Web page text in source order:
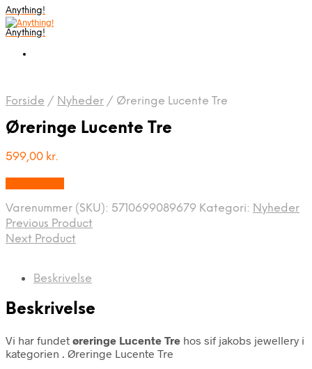
Anything!
Anything!
Forside / Nyheder / Øreringe Lucente Tre
Øreringe Lucente Tre
599,00 kr.
Varenummer (SKU): 5710699089679 Kategori: Nyheder
Previous Product
Next Product
Beskrivelse
Beskrivelse
Vi har fundet øreringe Lucente Tre hos sif jakobs jewellery i
kategorien . Øreringe Lucente Tre